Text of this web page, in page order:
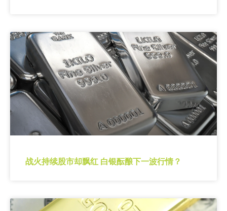
战火持续股市却飘红 白银酝酿下一波行情？